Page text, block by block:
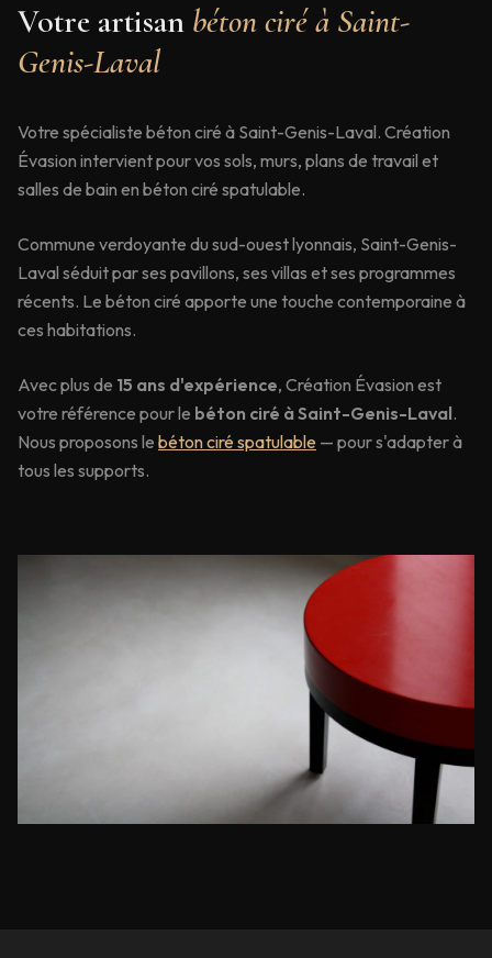
Votre artisan béton ciré à Saint-
Genis-Laval
Votre spécialiste béton ciré à Saint-Genis-Laval. Création
Évasion intervient pour vos sols, murs, plans de travail et
salles de bain en béton ciré spatulable.
Commune verdoyante du sud-ouest lyonnais, Saint-Genis-
Laval séduit par ses pavillons, ses villas et ses programmes
récents. Le béton ciré apporte une touche contemporaine à
ces habitations.
Avec plus de 15 ans d'expérience, Création Évasion est
votre référence pour le béton ciré àSaint-Genis-Laval.
Nous proposons le béton ciré spatulable — pour s'adapter à
tous les supports.